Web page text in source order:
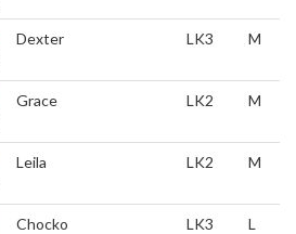
Dexter LK3 M
Grace LK2 M
Leila LK2 M
Chocko LK3 L